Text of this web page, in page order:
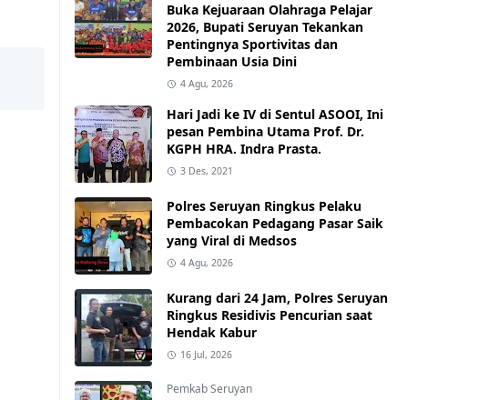
Buka Kejuaraan Olahraga Pelajar
2026, Bupati Seruyan Tekankan
Pentingnya Sportivitas dan
Pembinaan Usia Dini
4 Agu, 2026
Hari Jadi ke IV di Sentul ASOOI, Ini
pesan Pembina Utama Prof. Dr.
KGPH HRA. Indra Prasta.
3 Des, 2021
Polres Seruyan Ringkus Pelaku
Pembacokan Pedagang Pasar Saik
yang Viral di Medsos
4 Agu, 2026
Kurang dari 24 Jam, Polres Seruyan
Ringkus Residivis Pencurian saat
Hendak Kabur
16 Jul, 2026
Pemkab Seruyan